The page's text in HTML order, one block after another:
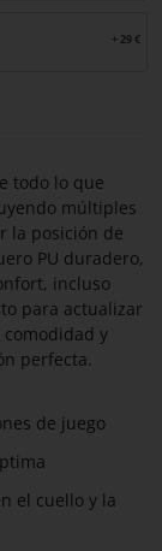
+ 29 €
todo lo que
múltiples
la posición de
PU duradero,
incluso
para actualizar
y
perfecta.
de juego
el cuello y la